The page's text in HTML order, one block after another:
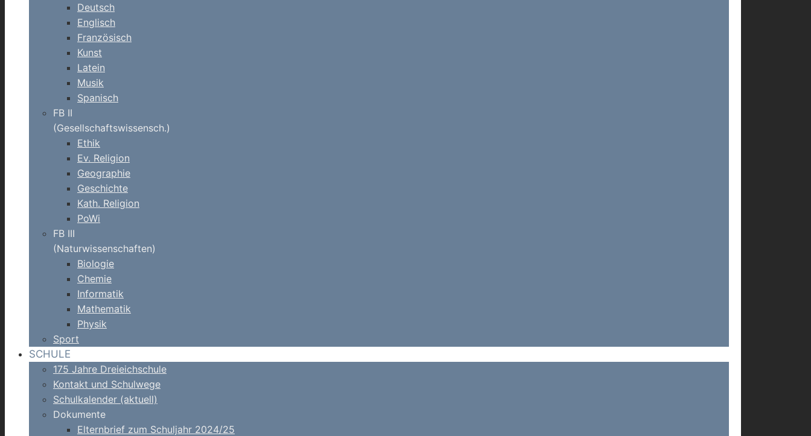
Deutsch
Englisch
Französisch
Kunst
Latein
Musik
Spanisch
FB II
(Gesellschaftswissensch.)
Ethik
Ev. Religion
Geographie
Geschichte
Kath. Religion
PoWi
FB III
(Naturwissenschaften)
Biologie
Chemie
Informatik
Mathematik
Physik
Sport
SCHULE
175 Jahre Dreieichschule
Kontakt und Schulwege
Schulkalender (aktuell)
Dokumente
Elternbrief zum Schuljahr 2024/25